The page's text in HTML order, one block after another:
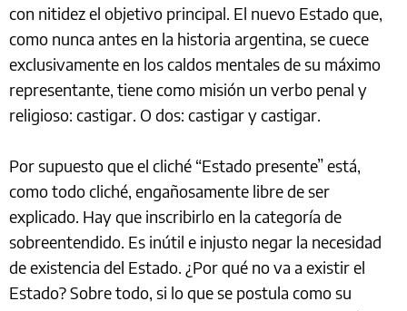
con nitidez el objetivo principal. El nuevo Estado que,
como nunca antes en la historia argentina, se cuece
exclusivamente en los caldos mentales de su máximo
representante, tiene como misión un verbo penal y
religioso: castigar. O dos: castigar y castigar.
Por supuesto que el cliché “Estado presente” está,
como todo cliché, engañosamente libre de ser
explicado. Hay que inscribirlo en la categoría de
sobreentendido. Es inútil e injusto negar la necesidad
de existencia del Estado. ¿Por qué no va a existir el
Estado? Sobre todo, si lo que se postula como su